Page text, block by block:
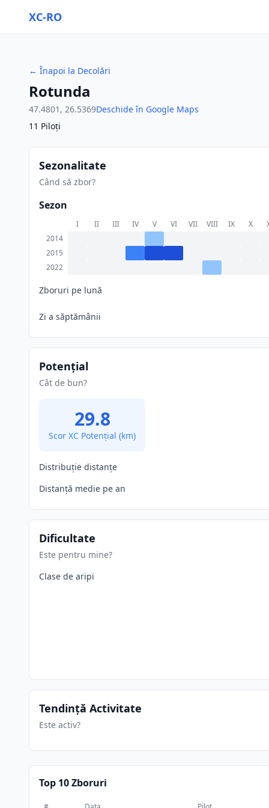
XC-RO
← Înapoi la Decolări
Rotunda
47.4801 , 26.5369Deschide în Google Maps
11 Piloți
Sezonalitate
Când să zbor?
Sezon
I II III IV V VI VII VIII IX X
2014
2015
2022
Zboruri pe lună
Zi a săptămânii
Potențial
Cât de bun?
29.8
Scor XC Potențial (km)
Distribuție distanțe
Distanță medie pe an
Dificultate
Este pentru mine?
Clase de aripi
Tendință Activitate
Este activ?
Top 10 Zboruri